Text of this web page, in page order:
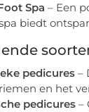
Spa – Een
biedt
pedicures –
en het
pedicures –